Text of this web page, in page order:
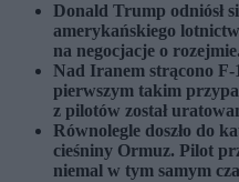
Donald Trump odniósł
amerykańskiego
na negocjacje o rozejmie.
Nad Iranem strącono F-
pierwszym takim
z pilotów został
Równolegle doszło do
cieśniny Ormuz. Pilot
niemal w tym samym